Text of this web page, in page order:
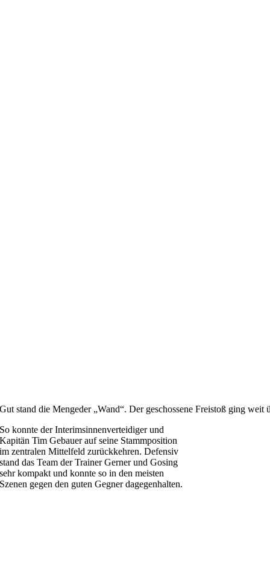
Gut stand die Mengeder „Wand“. Der geschossene Freistoß ging weit
So konnte der Interimsinnenverteidiger und
Kapitän Tim Gebauer auf seine Stammposition
im zentralen Mittelfeld zurückkehren. Defensiv
stand das Team der Trainer Gerner und Gosing
sehr kompakt und konnte so in den meisten
Szenen gegen den guten Gegner dagegenhalten.